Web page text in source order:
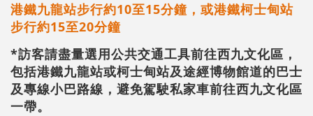
港鐵九龍站步行約10至15分鐘，或港鐵柯士甸站
步行約15至20分鐘
*訪客請盡量選用公共交通工具前往西九文化區，
包括港鐵九龍站或柯士甸站及途經博物館道的巴士
及專線小巴路線，避免駕駛私家車前往西九文化區
一帶。